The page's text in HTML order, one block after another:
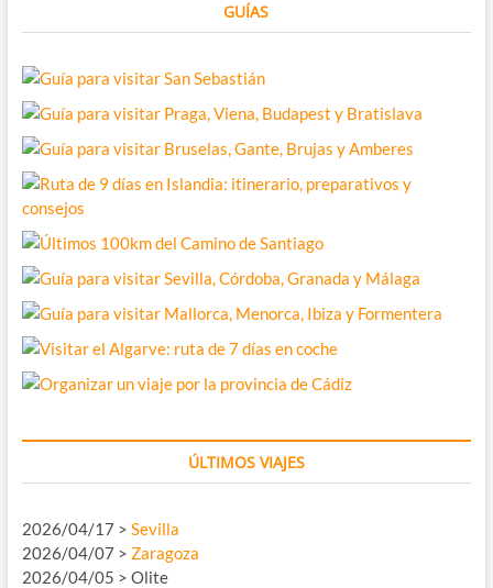
GUÍAS
ÚLTIMOS VIAJES
2026/04/17 > Sevilla
2026/04/07 > Zaragoza
2026/04/05 > Olite